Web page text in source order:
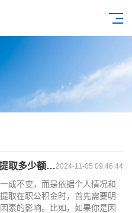
2024-11-05 09:46:44
多少额度？
成不变，而是依据个人情况和
取在职公积金时，首先需要明
素的影响。比如，如果你是因